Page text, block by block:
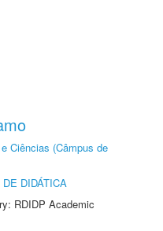
Ciências (Câmpus de
DIDÁTICA
RDIDP Academic